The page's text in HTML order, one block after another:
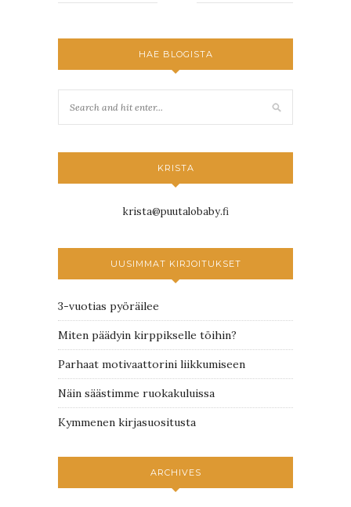
HAE BLOGISTA
KRISTA
krista@puutalobaby.fi
UUSIMMAT KIRJOITUKSET
3-vuotias pyöräilee
Miten päädyin kirppikselle töihin?
Parhaat motivaattorini liikkumiseen
Näin säästimme ruokakuluissa
Kymmenen kirjasuositusta
ARCHIVES